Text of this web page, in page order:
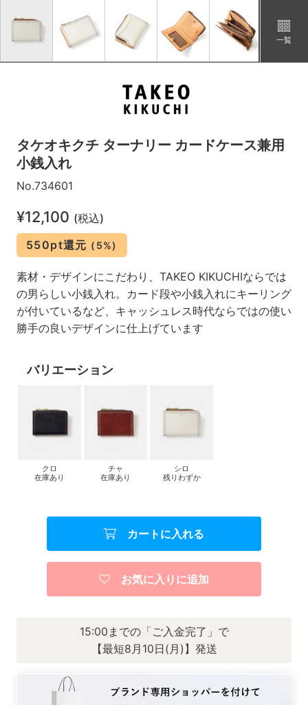
一覧
タケオキクチ ターナリー カードケース兼用
小銭入れ
No.734601
¥12,100 (税込)
550pt還元 (5%)
素材・デザインにこだわり、TAKEO KIKUCHIならでは
の男らしい小銭入れ。カード段や小銭入れにキーリング
が付いているなど、キャッシュレス時代ならではの使い
勝手の良いデザインに仕上げています
バリエーション
クロ
在庫あり
チャ
在庫あり
シロ
残りわずか
カートに入れる
お気に入りに追加
15:00までの「ご入金完了」で
【最短8月10日(月)】発送